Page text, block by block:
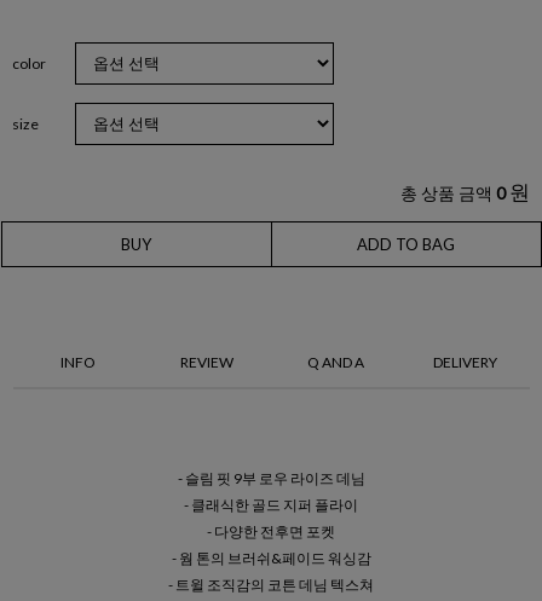
color
size
총 상품 금액 0 원
BUY ADD TO BAG
INFO REVIEW Q AND A DELIVERY
- 슬림 핏 9부 로우 라이즈 데님
- 클래식한 골드 지퍼 플라이
- 다양한 전후면 포켓
- 웜 톤의 브러쉬&페이드 워싱감
- 트윌 조직감의 코튼 데님 텍스쳐